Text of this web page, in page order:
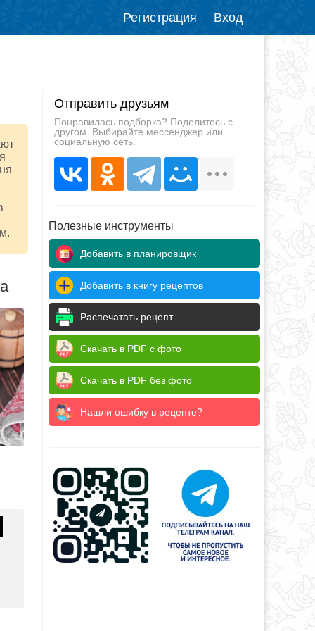
Регистрация Вход
Отправить друзьям
Понравилась подборка? Поделитесь с
другом. Выбирайте мессенджер или
социальную сеть.
Полезные инструменты
Добавить в планировщик
Добавить в книгу рецептов
Распечатать рецепт
Скачать в PDF с фото
Скачать в PDF без фото
Нашли ошибку в рецепте?